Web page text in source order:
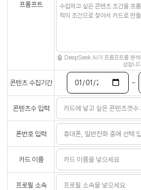
프롬프트
🤖 DeepSeek AI가 프롬프트를 분석
성합니
콘텐츠 수집기간 ~
콘텐츠수 입력
폰번호 입력
카드 이름
프로필 소속